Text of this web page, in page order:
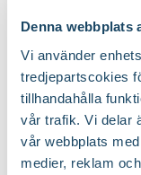
Denna webbplats
Vi använder
tredjepartscokies
tillhandahålla
vår trafik. Vi delar
vår webbplats
medier, reklam
Välj butik
Online
Till
till